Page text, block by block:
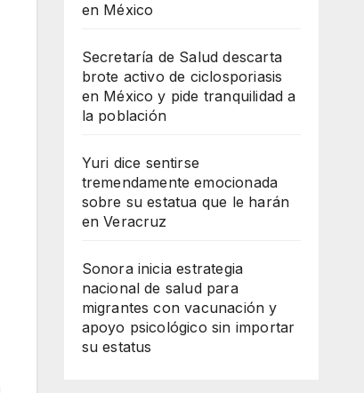
en México
Secretaría de Salud descarta
brote activo de ciclosporiasis
en México y pide tranquilidad a
la población
Yuri dice sentirse
tremendamente emocionada
sobre su estatua que le harán
en Veracruz
Sonora inicia estrategia
nacional de salud para
migrantes con vacunación y
apoyo psicológico sin importar
su estatus